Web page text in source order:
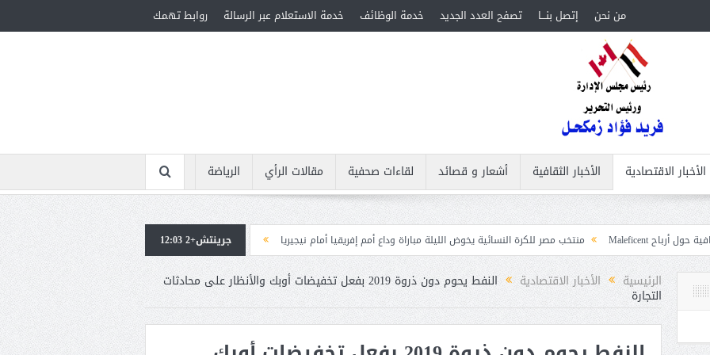
من نحن إتصل بنـــا تصفح العدد الجديد خدمة الوظائف خدمة الاستعلام عبر الرسالة روابط تهمك
الأخبار الاقتصادية الأخبار الثقافية أشعار و قصائد لقاءات صحفية مقالات الرأي
الرياضة
منتخب مصر للكرة النسائية يخوض الليلة مباراة وداع أمم إفريقيا أمام نيجيريا
استقبال جماهيرى حاشد لمحمد صلاح لدى وصوله إلى تركيا لإتمام انتقاله إلى
جرينتش+2 12:03
الرئيسية الأخبار الاقتصادية النفط يحوم دون ذروة 2019 بفعل تخفيضات أوبك والأنظار على محادثات
التجارة